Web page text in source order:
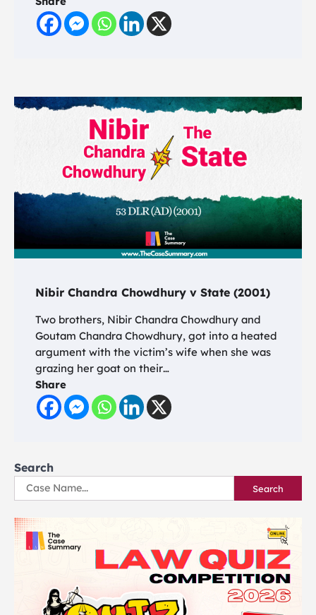
Nibir Chandra Chowdhury v State (2001)
Two brothers, Nibir Chandra Chowdhury and
Goutam Chandra Chowdhury, got into a heated
argument with the victim’s wife when she was
grazing her goat on their…
Share
Search
Search